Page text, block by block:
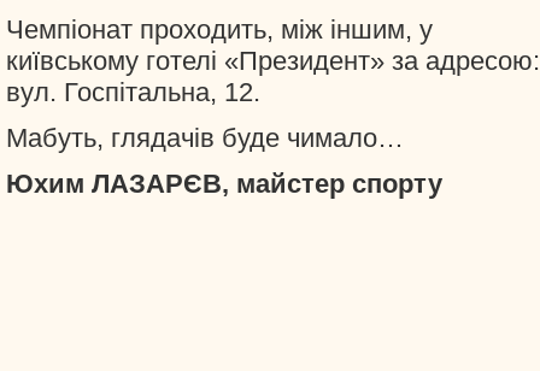
Чемпіонат проходить, між іншим, у
київському готелі «Президент» за адресою:
вул. Госпітальна, 12.
Мабуть, глядачів буде чимало…
Юхим ЛАЗАРЄВ, майстер спорту